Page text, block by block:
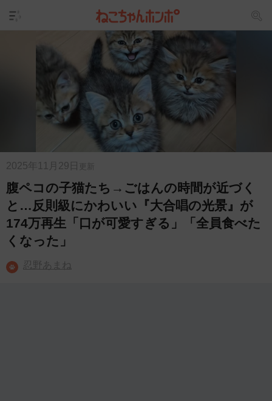
2025年11月29日 更新
腹ペコの子猫たち→ごはんの時間が近づく
と…反則級にかわいい『大合唱の光景』が
174万再生「口が可愛すぎる」「全員食べた
くなった」
忍野あまね